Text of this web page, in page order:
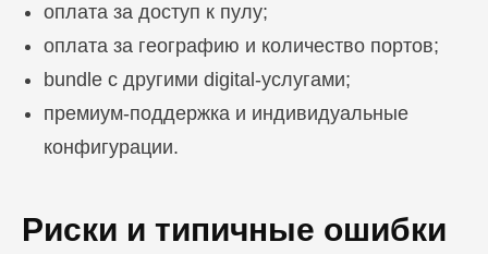
оплата за доступ к пулу;
оплата за географию и количество портов;
bundle с другими digital-услугами;
премиум-поддержка и индивидуальные
конфигурации.
Риски и типичные ошибки